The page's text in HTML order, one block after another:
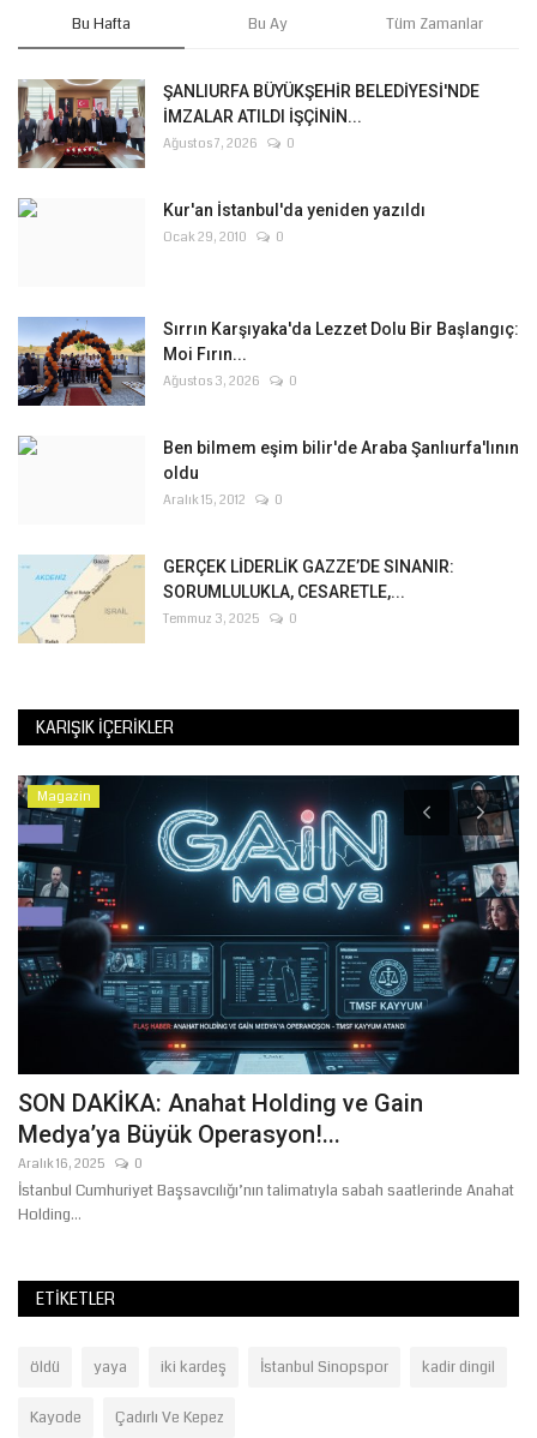
Bu Hafta Bu Ay Tüm Zamanlar
ŞANLIURFA BÜYÜKŞEHİR BELEDİYESİ'NDE
İMZALAR ATILDI İŞÇİNİN...
Ağustos 7, 2026 0
Kur'an İstanbul'da yeniden yazıldı
Ocak 29, 2010 0
Sırrın Karşıyaka'da Lezzet Dolu Bir Başlangıç:
Moi Fırın...
Ağustos 3, 2026 0
Ben bilmem eşim bilir'de Araba Şanlıurfa'lının
oldu
Aralık 15, 2012 0
GERÇEK LİDERLİK GAZZE’DE SINANIR:
SORUMLULUKLA, CESARETLE,...
Temmuz 3, 2025 0
KARIŞIK İÇERIKLER
Magazin
SON DAKİKA: Anahat Holding ve Gain
Medya’ya Büyük Operasyon!...
Aralık 16, 2025 0
İstanbul Cumhuriyet Başsavcılığı’nın talimatıyla sabah saatlerinde Anahat
Holding...
ETIKETLER
öldü yaya iki kardeş İstanbul Sinopspor kadir dingil
Kayode Çadırlı Ve Kepez